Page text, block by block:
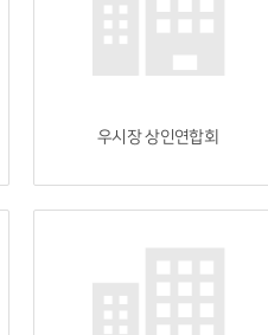
우시장 상인연합회